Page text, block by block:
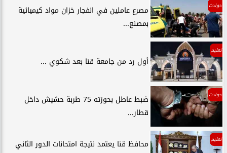
حوادث
مصرع عاملين في انفجار خزان مواد كيميائية
بمصنع...
تعليم
أول رد من جامعة قنا بعد شكوي ...
حوادث
ضبط عاطل بحوزته 75 طربة حشيش داخل
قطار...
تعليم
محافظ قنا يعتمد نتيجة امتحانات الدور الثاني